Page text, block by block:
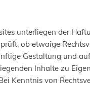
unterliegen der
ob etwaige
Gestaltung und
Inhalte zu
Kenntnis von